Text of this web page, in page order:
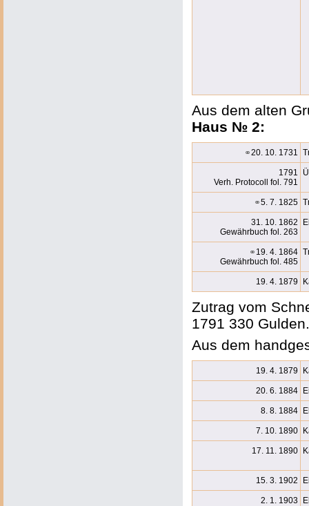
Aus dem alten
Haus № 2:
⚭20. 10. 1731
1791
Verh. Protocoll fol. 791
⚭5. 7. 1825
31. 10. 1862
Gewährbuch fol. 263
⚭ 19. 4. 1864
Gewährbuch fol. 485
19. 4. 1879
Zutrag vom
1791 330 Gulden.
Aus dem
19. 4. 1879
20. 6. 1884
8. 8. 1884
7. 10. 1890
17. 11. 1890
15. 3. 1902
2. 1. 1903